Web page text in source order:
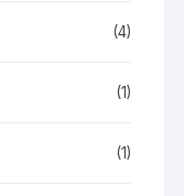
(4)
(1)
(1)